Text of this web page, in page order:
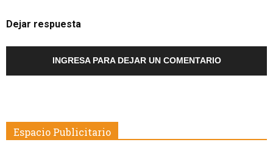
Dejar respuesta
INGRESA PARA DEJAR UN COMENTARIO
Espacio Publicitario